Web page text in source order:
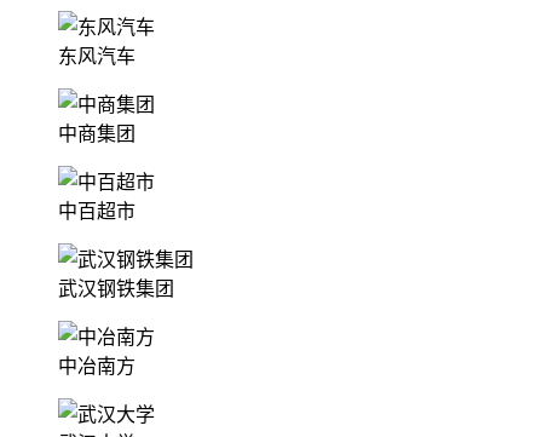
东风汽车
中商集团
中百超市
武汉钢铁集团
中冶南方